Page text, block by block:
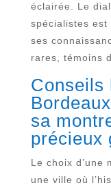
éclairée. Le
spécialistes est
ses
rares, témoins
Conseils
sa
précieux
Le choix d’une
une ville où